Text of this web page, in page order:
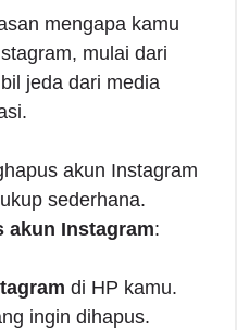
mengapa kamu
mulai dari
jeda dari media
akun Instagram
sederhana.
akun Instagram:
di HP kamu.
ingin dihapus.